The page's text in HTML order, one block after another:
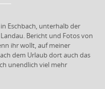
Eschbach, unterhalb der
Bericht und Fotos von
ihr wollt, auf meiner
dem Urlaub dort auch das
unendlich viel mehr